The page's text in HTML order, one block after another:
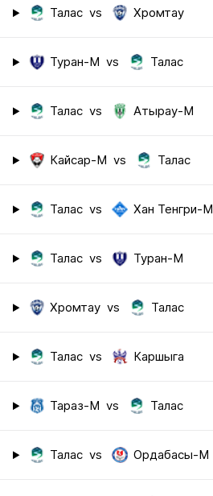
Талас vs Хромтау
Туран-М vs Талас
Талас vs Атырау-М
Кайсар-М vs Талас
Талас vs Хан Тенгри-М
Талас vs Туран-М
Хромтау vs Талас
Талас vs Каршыга
Тараз-М vs Талас
Талас vs Ордабасы-М